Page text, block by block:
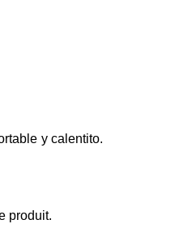
y calentito.
produit.